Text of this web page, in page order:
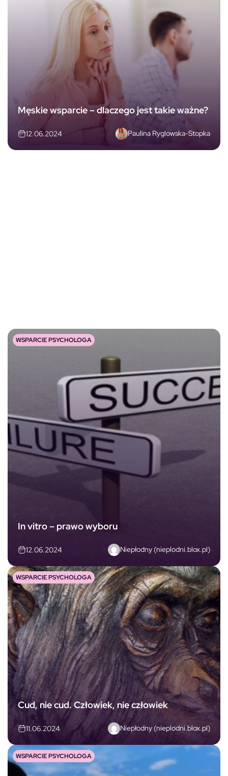
Męskie wsparcie – dlaczego jest takie ważne?
12.06.2024 Paulina Ryglowska-Stopka
In vitro – prawo wyboru
12.06.2024 Niepłodny (nieplodni.blox.pl)
WSPARCIE PSYCHOLOGA
Cud, nie cud. Człowiek, nie człowiek
11.06.2024 Niepłodny (nieplodni.blox.pl)
WSPARCIE PSYCHOLOGA
WSPARCIE PSYCHOLOGA